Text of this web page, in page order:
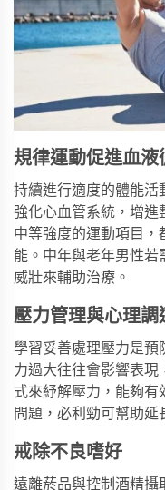
規律運動促進血液
持續進行適度的體能活
強化心血管系統，增進
中等強度的運動項目，
能。中年與老年男性若
威壯來輔助治療。
壓力管理與心理調
學習妥善處理壓力是預
力過大往往會影響表現
式來紓解壓力，能夠有
問題， 必利勁可幫助延
戒除不良嗜好
遠離菸品與控制酒精攝